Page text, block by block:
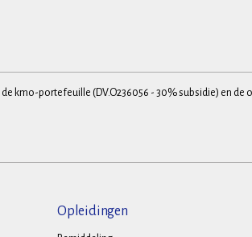
de kmo-portefeuille (DV.O236056 - 30% subsidie) en
Opleidingen